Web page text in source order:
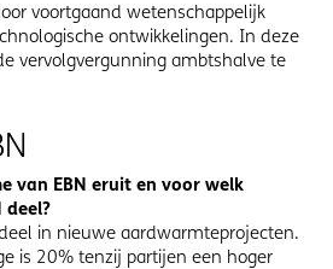
voortgaand wetenschappelijk
ontwikkelingen. In deze
vervolgvergunning ambtshalve te
van EBN eruit en voor welk
deel?
in nieuwe aardwarmteprojecten.
is 20% tenzij partijen een hoger